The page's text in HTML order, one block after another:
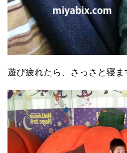
遊び疲れたら、さっさと寝